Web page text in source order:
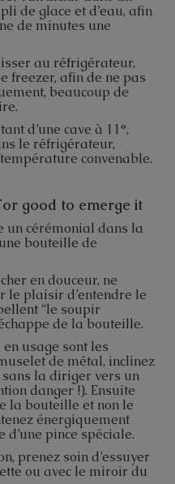
de glace et d’eau, afin
de minutes une
au réfrigérateur,
freezer, afin de ne pas
beaucoup de
d’une cave à 11°,
le réfrigérateur,
convenable.
good to emerge it
un cérémonial dans la
bouteille de
en douceur, ne
le plaisir d’entendre le
“le soupir
de la bouteille.
usage sont les
de métal, inclinez
la diriger vers un
danger !). Ensuite
la bouteille et non le
énergiquement
d’une pince spéciale.
prenez soin d’essuyer
ou avec le miroir du